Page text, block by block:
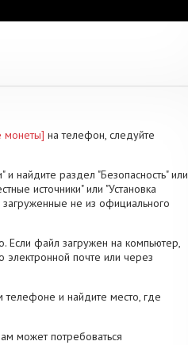
монеты] на телефон, следуйте
и найдите раздел "Безопасность" или
источники" или "Установка
загруженные не из официального
Если файл загружен на компьютер,
почте или через
и найдите место, где
может потребоваться